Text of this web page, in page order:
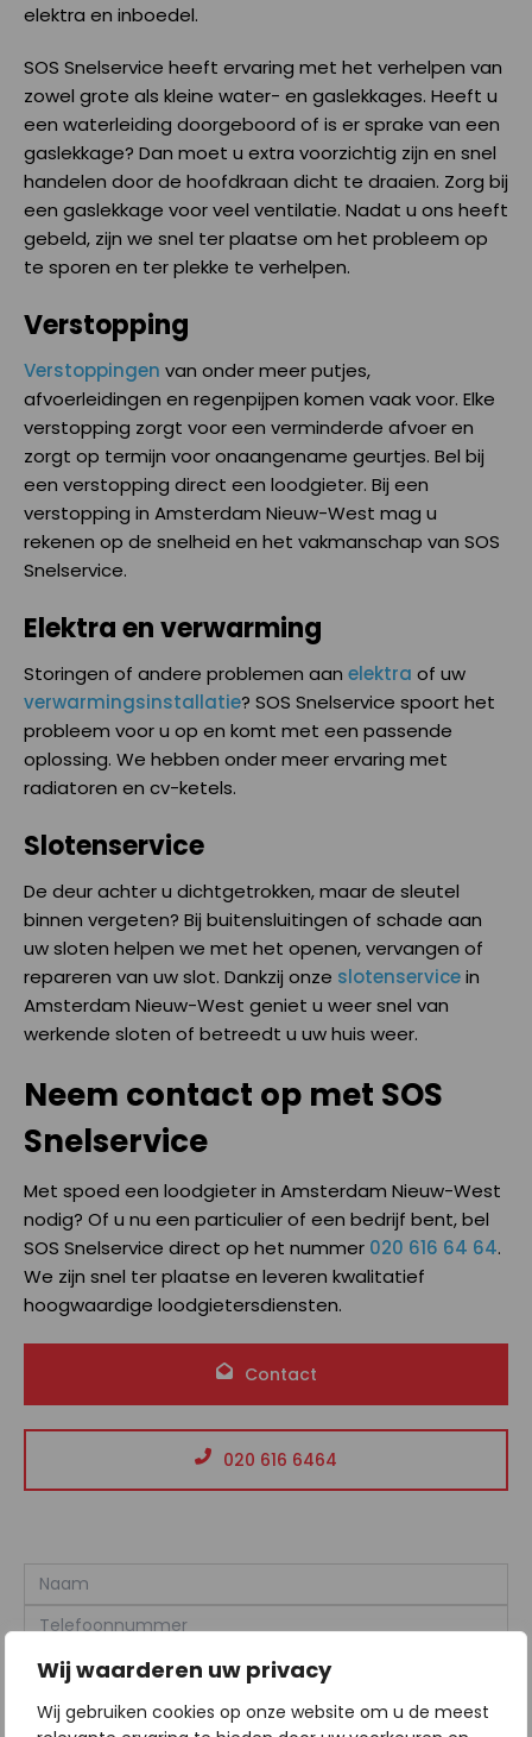
Wij waarderen uw privacy
Wij gebruiken cookies op onze website om u de meest
elektra en inboedel.
SOS Snelservice heeft ervaring met het verhelpen van
zowel grote als kleine water- en gaslekkages. Heeft u
een waterleiding doorgeboord of is er sprake van een
gaslekkage? Dan moet u extra voorzichtig zijn en snel
handelen door de hoofdkraan dicht te draaien. Zorg bij
een gaslekkage voor veel ventilatie. Nadat u ons heeft
gebeld, zijn we snel ter plaatse om het probleem op
te sporen en ter plekke te verhelpen.
Verstopping
Verstoppingen van onder meer putjes,
afvoerleidingen en regenpijpen komen vaak voor. Elke
verstopping zorgt voor een verminderde afvoer en
zorgt op termijn voor onaangename geurtjes. Bel bij
een verstopping direct een loodgieter. Bij een
verstopping in Amsterdam Nieuw-West mag u
rekenen op de snelheid en het vakmanschap van SOS
Snelservice.
Elektra en verwarming
Storingen of andere problemen aan elektra of uw
verwarmingsinstallatie? SOS Snelservice spoort het
probleem voor u op en komt met een passende
oplossing. We hebben onder meer ervaring met
radiatoren en cv-ketels.
Slotenservice
De deur achter u dichtgetrokken, maar de sleutel
binnen vergeten? Bij buitensluitingen of schade aan
uw sloten helpen we met het openen, vervangen of
repareren van uw slot. Dankzij onze slotenservicein
Amsterdam Nieuw-West geniet u weer snel van
werkende sloten of betreedt u uw huis weer.
Neem contact op met SOS
Snelservice
Met spoed een loodgieter in Amsterdam Nieuw-West
nodig? Of u nu een particulier of een bedrijf bent, bel
SOS Snelservice direct op het nummer 020 616 64 64.
We zijn snel ter plaatse en leveren kwalitatief
hoogwaardige loodgietersdiensten.
Contact
020 616 6464